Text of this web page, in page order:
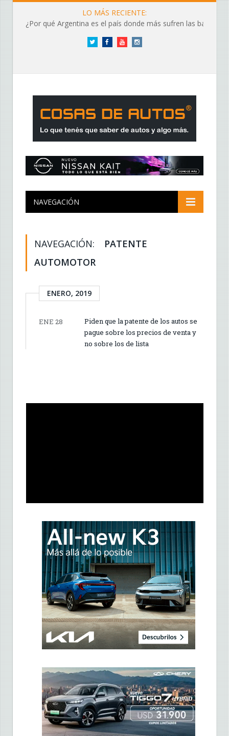
LO MÁS RECIENTE:
¿Por qué Argentina es el país donde más sufren las baterías?
Twitter FacebookYouTubeInstagram
NAVEGACIÓN
NAVEGACIÓN:
PATENTE
AUTOMOTOR
ENERO, 2019
ENE 28
Piden que la patente de los autos se
pague sobre los precios de venta y
no sobre los de lista